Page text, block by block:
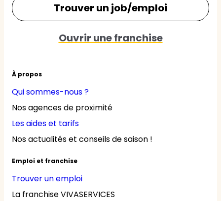
À propos
Qui sommes-nous ?
Nos agences de proximité
Les aides et tarifs
Nos actualités et conseils de saison !
Emploi et franchise
Trouver un emploi
La franchise VIVASERVICES
Trouver un job/emploi
Ouvrir une franchise